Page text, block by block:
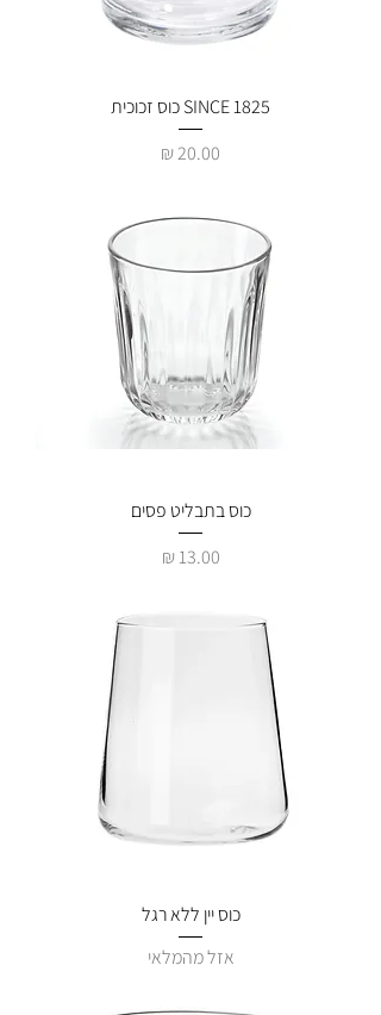
SINCE 1825 כוס זכוכית
מחיר
כוס בתבליט פסים
מחיר
כוס יין ללא רגל
אזל מהמלאי